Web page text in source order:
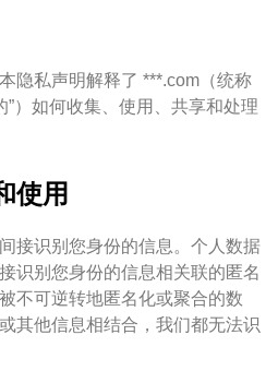
医疗团队
联系我们
隐私声明解释了 ***.com（统称
”）如何收集、使用、共享和处理
使用
接识别您身份的信息。个人数据
识别您身份的信息相关联的匿名
不可逆转地匿名化或聚合的数
其他信息相结合，我们都无法识